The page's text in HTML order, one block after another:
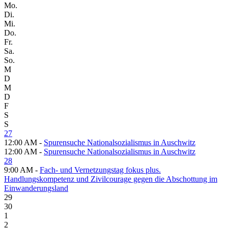
Mo.
Di.
Mi.
Do.
Fr.
Sa.
So.
M
D
M
D
F
S
S
27
12:00 AM - Spurensuche Nationalsozialismus in Auschwitz
12:00 AM - Spurensuche Nationalsozialismus in Auschwitz
28
9:00 AM - Fach- und Vernetzungstag fokus plus.
Handlungskompetenz und Zivilcourage gegen die Abschottung im
Einwanderungsland
29
30
1
2